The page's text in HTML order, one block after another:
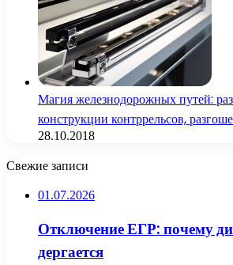
Магия железнодорожных путей:
конструкции контррельсов,
28.10.2018
Свежие записи
01.07.2026
Отключение ЕГР: почему
дергается